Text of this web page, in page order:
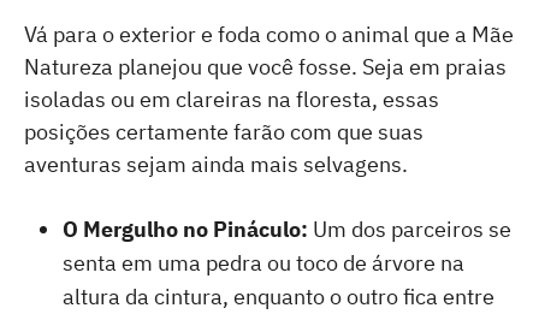
Vá para o exterior e foda como o animal que a Mãe
Natureza planejou que você fosse. Seja em praias
isoladas ou em clareiras na floresta, essas
posições certamente farão com que suas
aventuras sejam ainda mais selvagens.
O Mergulho no Pináculo: Um dos parceiros se
senta em uma pedra ou toco de árvore na
altura da cintura, enquanto o outro fica entre